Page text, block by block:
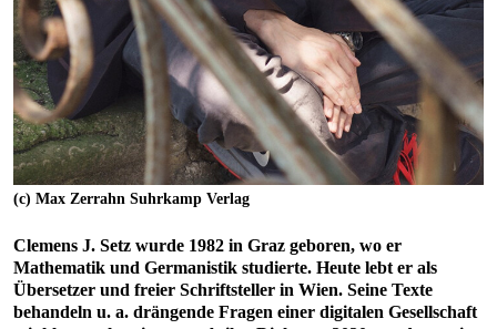
(c) Max Zerrahn Suhrkamp Verlag
Clemens J. Setz wurde 1982 in Graz geboren, wo er
Mathematik und Germanistik studierte. Heute lebt er als
Übersetzer und freier Schriftsteller in Wien. Seine Texte
behandeln u. a. drängende Fragen einer digitalen Gesellschaft